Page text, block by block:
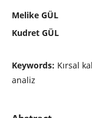
Melike GÜL
Kudret GÜL
Keywords: Kırsal
analiz